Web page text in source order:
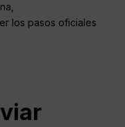
los pasos oficiales